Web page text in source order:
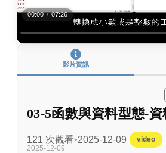
00:00 / 07:26
影片資訊
03-5函數與資料型態-資
121 次觀看 2025-12-09
video
2025-12-09